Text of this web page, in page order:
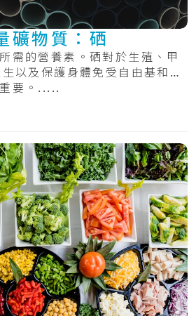
礦物質：硒
需的營養素。硒對於生殖、甲
以及保護身體免受自由基和
要。.....